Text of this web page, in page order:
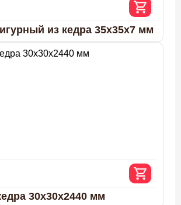
из кедра 35х35х7 мм
30х30х2440 мм